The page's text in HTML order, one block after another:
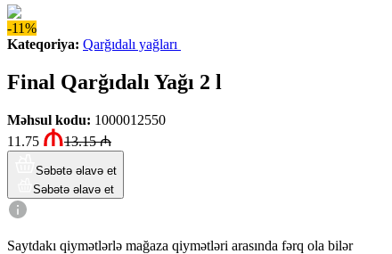
-11%
Kateqoriya: Qarğıdalı yağları
Final Qarğıdalı Yağı 2 l
Məhsul kodu: 1000012550
11.75
13.15₼
Səbətə əlavə et
Səbətə əlavə et
Saytdakı qiymətlərlə mağaza qiymətləri arasında fərq ola bilər